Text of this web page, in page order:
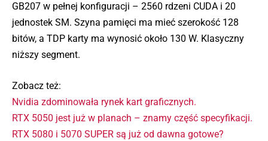
GB207 w pełnej konfiguracji – 2560 rdzeni CUDA i 20
jednostek SM. Szyna pamięci ma mieć szerokość 128
bitów, a TDP karty ma wynosić około 130 W. Klasyczny
niższy segment.
Zobacz też:
Nvidia zdominowała rynek kart graficznych.
RTX 5050 jest już w planach – znamy część specyfikacji.
RTX 5080 i 5070 SUPER są już od dawna gotowe?